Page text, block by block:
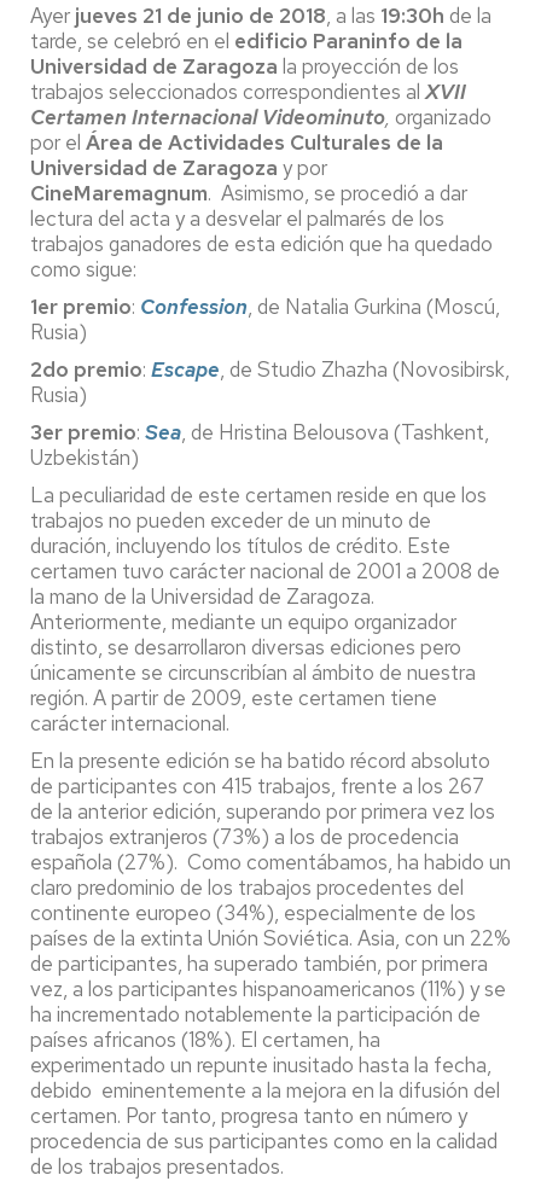
Ayer jueves 21 de junio de 2018, a las 19:30h de la
tarde, se celebró en el edificio Paraninfo de la
Universidad de Zaragoza la proyección de los
trabajos seleccionados correspondientes alXVII
Certamen Internacional Videominuto, organizado
por el Área de Actividades Culturales de la
Universidad de Zaragoza y por
CineMaremagnum. Asimismo, se procedió a dar
lectura del acta y a desvelar el palmarés de los
trabajos ganadores de esta edición que ha quedado
como sigue:
1er premio: Confession, de Natalia Gurkina (Moscú,
Rusia)
2do premio: Escape, de Studio Zhazha (Novosibirsk,
Rusia)
3er premio: Sea, de Hristina Belousova (Tashkent,
Uzbekistán)
La peculiaridad de este certamen reside en que los
trabajos no pueden exceder de un minuto de
duración, incluyendo los títulos de crédito. Este
certamen tuvo carácter nacional de 2001 a 2008 de
la mano de la Universidad de Zaragoza.
Anteriormente, mediante un equipo organizador
distinto, se desarrollaron diversas ediciones pero
únicamente se circunscribían al ámbito de nuestra
región. A partir de 2009, este certamen tiene
carácter internacional.
En la presente edición se ha batido récord absoluto
de participantes con 415 trabajos, frente a los 267
de la anterior edición, superando por primera vez los
trabajos extranjeros (73%) a los de procedencia
española (27%). Como comentábamos, ha habido un
claro predominio de los trabajos procedentes del
continente europeo (34%), especialmente de los
países de la extinta Unión Soviética. Asia, con un 22%
de participantes, ha superado también, por primera
vez, a los participantes hispanoamericanos (11%) y se
ha incrementado notablemente la participación de
países africanos (18%). El certamen, ha
experimentado un repunte inusitado hasta la fecha,
debido eminentemente a la mejora en la difusión del
certamen. Por tanto, progresa tanto en número y
procedencia de sus participantes como en la calidad
de los trabajos presentados.